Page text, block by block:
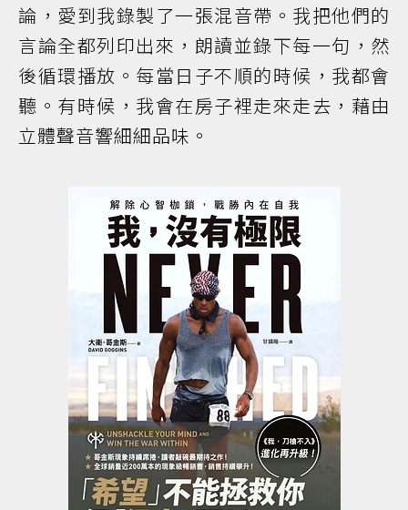
論，愛到我錄製了一張混音帶。我把他們的
言論全都列印出來，朗讀並錄下每一句，然
後循環播放。每當日子不順的時候，我都會
聽。有時候，我會在房子裡走來走去，藉由
立體聲音響細細品味。